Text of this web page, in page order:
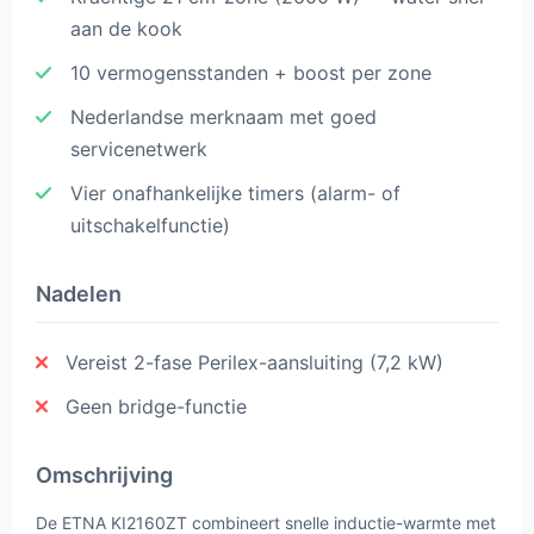
aan de kook
10 vermogensstanden + boost per zone
Nederlandse merknaam met goed
servicenetwerk
Vier onafhankelijke timers (alarm- of
uitschakelfunctie)
Nadelen
Vereist 2-fase Perilex-aansluiting (7,2 kW)
Geen bridge-functie
Omschrijving
De ETNA KI2160ZT combineert snelle inductie-warmte met